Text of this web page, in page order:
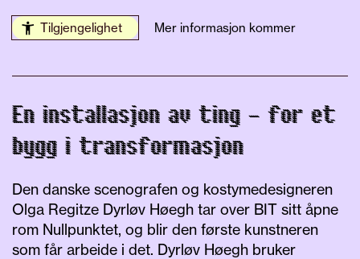
Tilgjengelighet Mer informasjon kommer
En installasjon av ting – for et
bygg i transformasjon
Den danske scenografen og kostymedesigneren
Olga Regitze Dyrløv Høegh tar over BIT sitt åpne
rom Nullpunktet, og blir den første kunstneren
som får arbeide i det. Dyrløv Høegh bruker